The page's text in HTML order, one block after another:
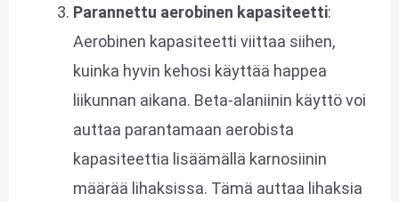
Parannettu aerobinen kapasiteetti:
Aerobinen kapasiteetti viittaa siihen,
kuinka hyvin kehosi käyttää happea
liikunnan aikana. Beta-alaniinin käyttö voi
auttaa parantamaan aerobista
kapasiteettia lisäämällä karnosiinin
määrää lihaksissa. Tämä auttaa lihaksia